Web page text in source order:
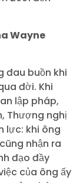
Wayne
đau buồn khi
đời. Khi
lập pháp,
Thượng nghị
lực: khi ông
nhận ra
đạo đầy
của ông ấy